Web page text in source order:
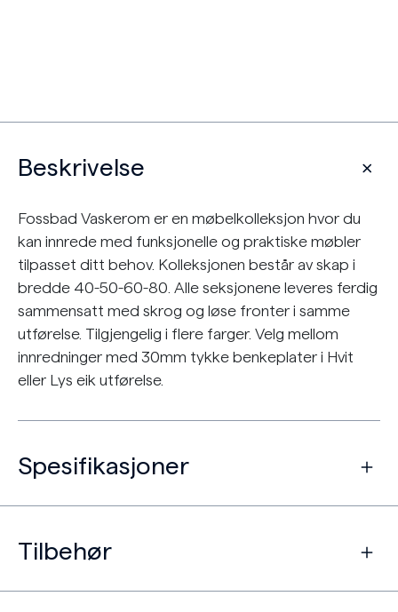
Beskrivelse
Fossbad Vaskerom er en møbelkolleksjon hvor du
kan innrede med funksjonelle og praktiske møbler
tilpasset ditt behov. Kolleksjonen består av skap i
bredde 40-50-60-80. Alle seksjonene leveres ferdig
sammensatt med skrog og løse fronter i samme
utførelse. Tilgjengelig i flere farger. Velg mellom
innredninger med 30mm tykke benkeplater i Hvit
eller Lys eik utførelse.
Spesifikasjoner
Tilbehør